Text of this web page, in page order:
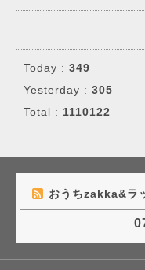
Today : 349
Yesterday : 305
Total : 1110122
おうちzakka&